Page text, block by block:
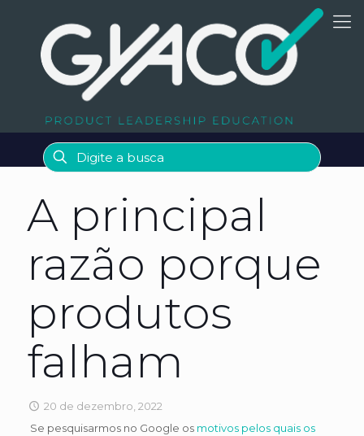
A principal
razão porque
produtos
falham
20 de dezembro, 2022
Se pesquisarmos no Google os motivos pelos quais os